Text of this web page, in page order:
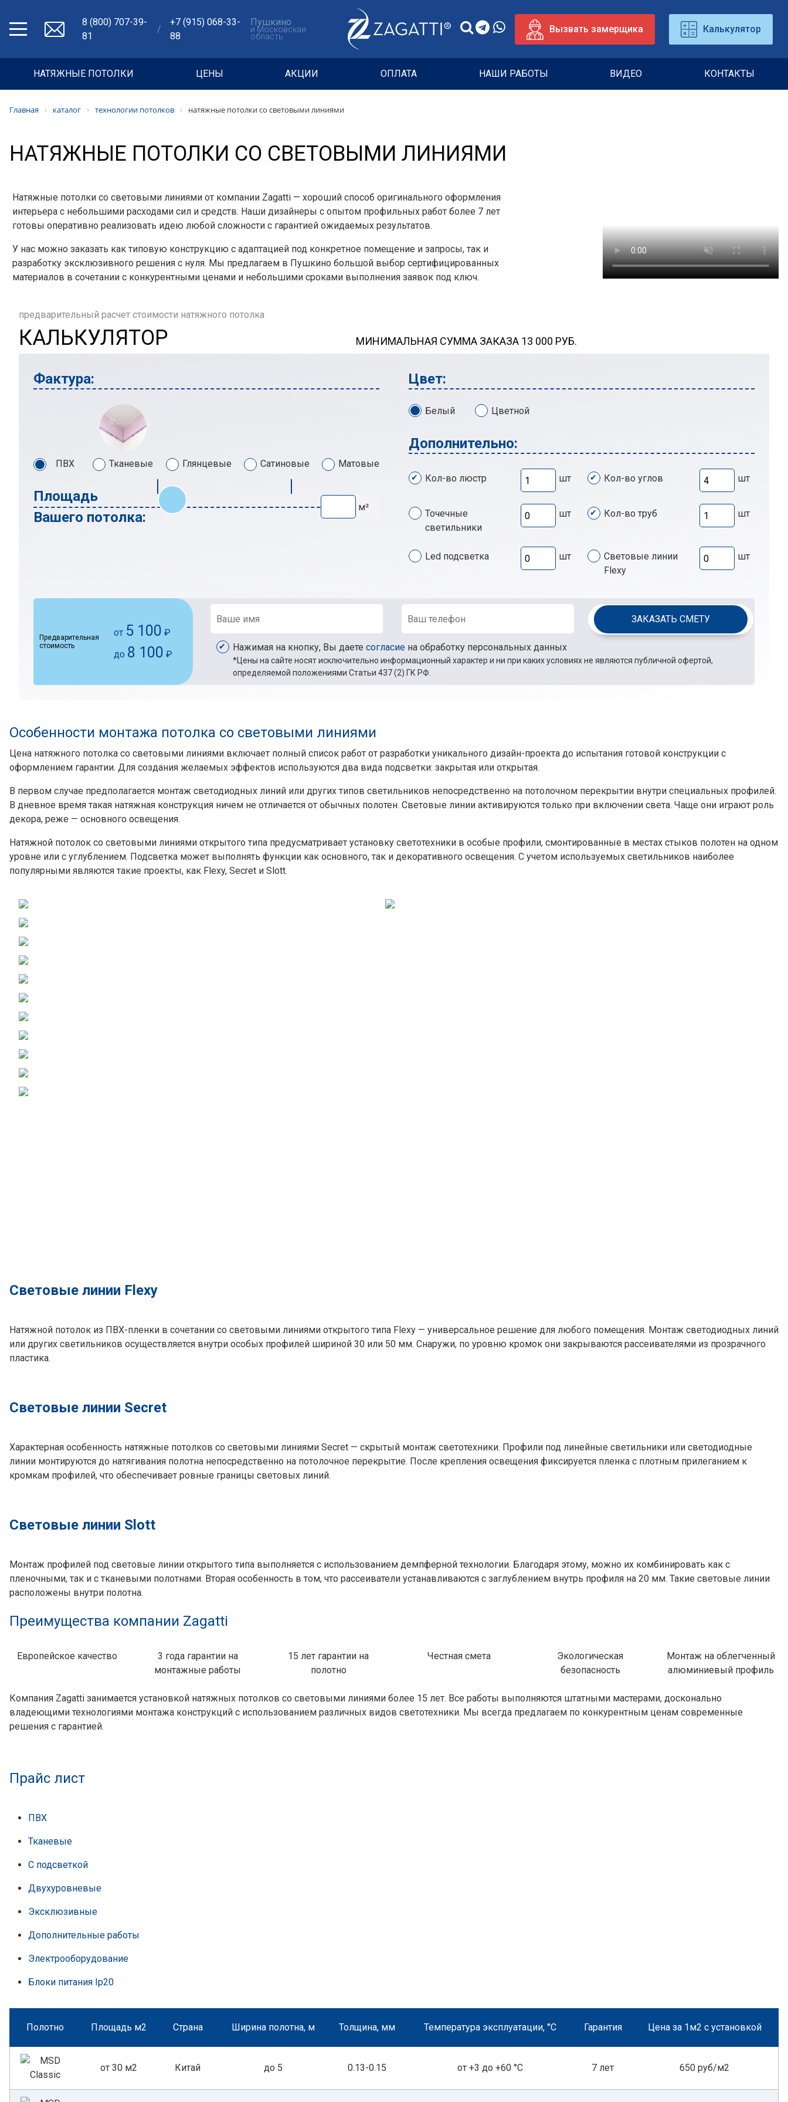
8 (800) 707-39-
81
/
+7 (915) 068-33-
88
Пушкино
и Московская
область
Вызвать замерщика Калькулятор
НАТЯЖНЫЕ ПОТОЛКИ ЦЕНЫ АКЦИИ ОПЛАТА НАШИ РАБОТЫ ВИДЕО КОНТАКТЫ
Главная каталог технологии потолков натяжные потолки со световыми линиями
НАТЯЖНЫЕ ПОТОЛКИ СО СВЕТОВЫМИ ЛИНИЯМИ
Натяжные потолки со световыми линиями от компании Zagatti — хороший способ оригинального оформления
интерьера с небольшими расходами сил и средств. Наши дизайнеры с опытом профильных работ более 7 лет
готовы оперативно реализовать идею любой сложности с гарантией ожидаемых результатов.
У нас можно заказать как типовую конструкцию с адаптацией под конкретное помещение и запросы, так и
разработку эксклюзивного решения с нуля. Мы предлагаем в Пушкино большой выбор сертифицированных
материалов в сочетании с конкурентными ценами и небольшими сроками выполнения заявок под ключ.
предварительный расчет стоимости натяжного потолка
КАЛЬКУЛЯТОР МИНИМАЛЬНАЯ СУММА ЗАКАЗА 13 000 РУБ.
Фактура:
ПВХ Тканевые Глянцевые Сатиновые Матовые
Площадь
Вашего потолка:
м²
Цвет:
Белый Цветной
Дополнительно:
Кол-во люстр шт Кол-во углов шт
Точечные
светильники
шт Кол-во труб шт
Led подсветка шт
Световые линии
Flexy
шт
Предварительная
стоимость
от 5 100 ₽
до 8 100 ₽
ЗАКАЗАТЬ СМЕТУ
Нажимая на кнопку, Вы даете согласие на обработку персональных данных
*Цены на сайте носят исключительно информационный характер и ни при каких условиях не являются публичной офертой,
определяемой положениями Статьи 437 (2) ГК РФ.
Особенности монтажа потолка со световыми линиями
Цена натяжного потолка со световыми линиями включает полный список работ от разработки уникального дизайн-проекта до испытания готовой конструкции с
оформлением гарантии. Для создания желаемых эффектов используются два вида подсветки: закрытая или открытая.
В первом случае предполагается монтаж светодиодных линий или других типов светильников непосредственно на потолочном перекрытии внутри специальных профилей.
В дневное время такая натяжная конструкция ничем не отличается от обычных полотен. Световые линии активируются только при включении света. Чаще они играют роль
декора, реже — основного освещения.
Натяжной потолок со световыми линиями открытого типа предусматривает установку светотехники в особые профили, смонтированные в местах стыков полотен на одном
уровне или с углублением. Подсветка может выполнять функции как основного, так и декоративного освещения. С учетом используемых светильников наиболее
популярными являются такие проекты, как Flexy, Secret и Slott.
Световые линии Flexy
Натяжной потолок из ПВХ-пленки в сочетании со световыми линиями открытого типа Flexy — универсальное решение для любого помещения. Монтаж светодиодных линий
или других светильников осуществляется внутри особых профилей шириной 30 или 50 мм. Снаружи, по уровню кромок они закрываются рассеивателями из прозрачного
пластика.
Световые линии Secret
Характерная особенность натяжные потолков со световыми линиями Secret — скрытый монтаж светотехники. Профили под линейные светильники или светодиодные
линии монтируются до натягивания полотна непосредственно на потолочное перекрытие. После крепления освещения фиксируется пленка с плотным прилеганием к
кромкам профилей, что обеспечивает ровные границы световых линий.
Световые линии Slott
Монтаж профилей под световые линии открытого типа выполняется с использованием демпферной технологии. Благодаря этому, можно их комбинировать как с
пленочными, так и с тканевыми полотнами. Вторая особенность в том, что рассеиватели устанавливаются с заглублением внутрь профиля на 20 мм. Такие световые линии
расположены внутри полотна.
Преимущества компании Zagatti
Европейское качество
3 года гарантии на
монтажные работы
15 лет гарантии на
полотно
Честная смета
Экологическая
безопасность
Монтаж на облегченный
алюминиевый профиль
Компания Zagatti занимается установкой натяжных потолков со световыми линиями более 15 лет. Все работы выполняются штатными мастерами, досконально
владеющими технологиями монтажа конструкций с использованием различных видов светотехники. Мы всегда предлагаем по конкурентным ценам современные
решения с гарантией.
Прайс лист
ПВХ
Тканевые
С подсветкой
Двухуровневые
Эксклюзивные
Дополнительные работы
Электрооборудование
Блоки питания Ip20
Полотно Площадь м2 Страна Ширина полотна, м Толщина, мм Температура эксплуатации, °С Гарантия Цена за 1м2 с установкой
от 30 м2 Китай до 5 0.13-0.15 от +3 до +60 °С 7 лет 650 руб/м2